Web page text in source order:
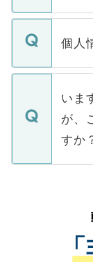
ません
■応募
関を公
に、
みを
ていま
転職・
ん。
定を承
の辞
個人
個人情
で、
など
ご本
支援
ている
は、
管理
る、
いま
が、
すか
かが
経験
させ